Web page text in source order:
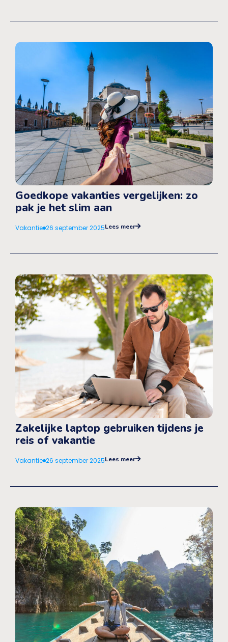
Goedkope vakanties vergelijken: zo
pak je het slim aan
Vakantie 26 september 2025Lees meer
Zakelijke laptop gebruiken tijdens je
reis of vakantie
Vakantie 26 september 2025Lees meer